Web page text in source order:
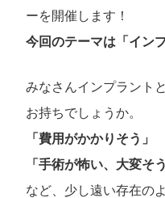
ーを開催します！
今回のテーマは「イン
みなさんインプラント
お持ちでしょうか。
「費用がかかりそう」
「手術が怖い、大変そう
など、少し遠い存在の